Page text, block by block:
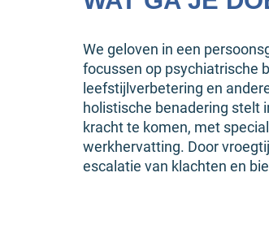
We geloven in een
focussen op psychiatrische
leefstijlverbetering en
holistische benadering stelt
kracht te komen, met
werkhervatting. Door
escalatie van klachten en